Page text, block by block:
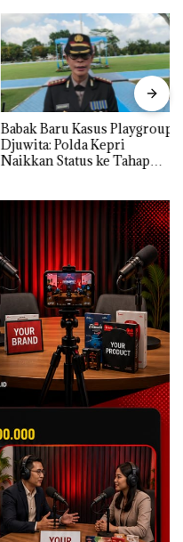
Babak Baru Kasus Playgroup
Djuwita: Polda Kepri
Naikkan Status ke Tahap